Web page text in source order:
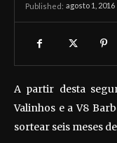
Published: agosto 1, 2016
A partir desta
Valinhos e a V8
sortear seis meses